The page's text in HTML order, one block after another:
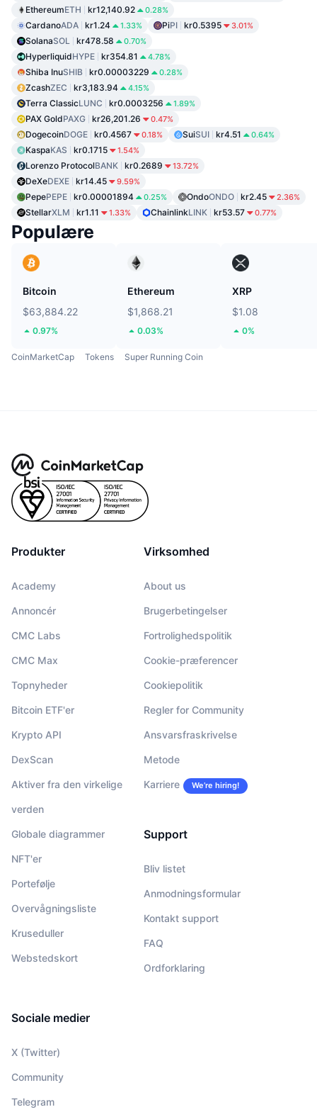
EthereumETH kr12,140.92 0.28%
CardanoADA kr1.24 1.33% PiPI kr0.5395 3.01%
SolanaSOL kr478.58 0.70%
HyperliquidHYPE kr354.81 4.78%
Shiba InuSHIB kr0.00003229 0.28%
ZcashZEC kr3,183.94 4.15%
Terra ClassicLUNC kr0.0003256 1.89%
PAX GoldPAXG kr26,201.26 0.47%
DogecoinDOGE kr0.4567 0.18% SuiSUI kr4.51 0.64%
KaspaKAS kr0.1715 1.54%
Lorenzo ProtocolBANK kr0.2689 13.72%
DeXeDEXE kr14.45 9.59%
PepePEPE kr0.00001894 0.25% OndoONDO kr2.45 2.36%
StellarXLM kr1.11 1.33% ChainlinkLINK kr53.57 0.77%
Populære
Bitcoin
$63,884.22
0.97%
Ethereum
$1,868.21
0.03%
XRP
$1.08
0%
CoinMarketCap Tokens Super Running Coin
Produkter
Academy
Annoncér
CMC Labs
CMC Max
Topnyheder
Bitcoin ETF'er
Krypto API
DexScan
Aktiver fra den virkelige
verden
Globale diagrammer
NFT'er
Portefølje
Overvågningsliste
Kruseduller
Webstedskort
Virksomhed
About us
Brugerbetingelser
Fortrolighedspolitik
Cookie-præferencer
Cookiepolitik
Regler for Community
Ansvarsfraskrivelse
Metode
Karriere We’re hiring!
Support
Bliv listet
Anmodningsformular
Kontakt support
FAQ
Ordforklaring
Sociale medier
X (Twitter)
Community
Telegram